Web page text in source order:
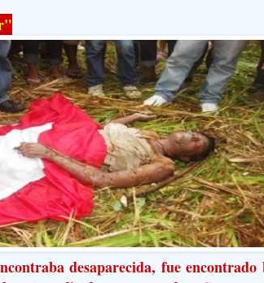
desaparecida, fue encontrado